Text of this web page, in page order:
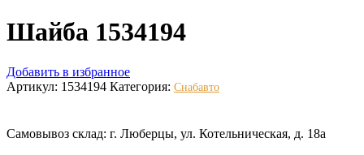
Шайба 1534194
Добавить в избранное
Артикул: 1534194 Категория: Снабавто
Самовывоз склад: г. Люберцы, ул. Котельническая, д. 18а